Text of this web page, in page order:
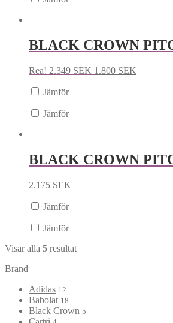
BLACK CROWN
Rea! 2.349SEK 1.800 SEK
Jämför
Jämför
BLACK CROWN
2.175 SEK
Jämför
Jämför
Visar alla 5 resultat
Brand
Adidas 12
Babolat 18
Black Crown 5